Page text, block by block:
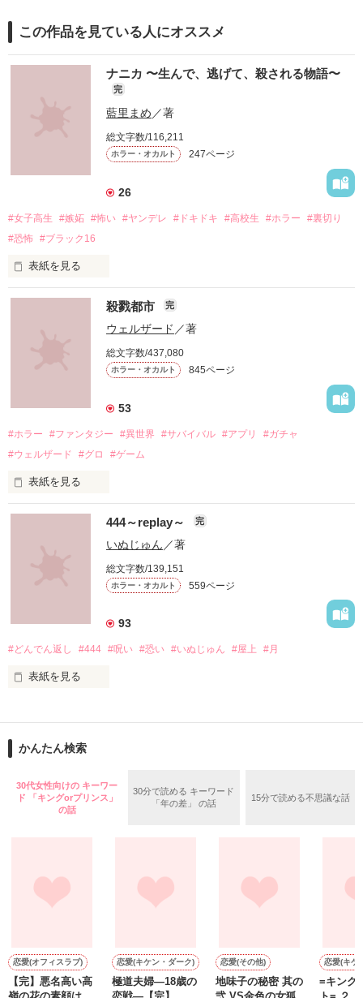
この作品を見ている人にオススメ
ナニカ 〜生んで、逃げて、殺される物語〜
完
藍里まめ ／著
総文字数/116,211
ホラー・オカルト 247ページ
26
#女子高生 #嫉妬 #怖い #ヤンデレ #ドキドキ #高校生 #ホラー
#裏切り
#恐怖
#ブラック16
表紙を見る
「お願い、正気に戻って！」
「ずっと一緒にいてあげる。
自分勝手な女子高生たちの
恋と友情、そして……
バケモノを生んで、殺して、殺される物語。
殺戮都市 完
ウェルザード ／著
総文字数/437,080
ホラー・オカルト 845ページ
53
#ホラー #ファンタジー #異世界 #サバイバル #アプリ
#ガチャ
#ウェルザード
#グロ #ゲーム
表紙を見る
円形の都市で、生きる為に人を殺す。
高い壁に阻まれ、出る事が出来ない街。
俺達は、生きる為に人を殺す。
ガチャで自分を強くする。
作品を読む
444～replay～ 完
いぬじゅん ／著
総文字数/139,151
ホラー・オカルト 559ページ
93
#どんでん返し #444 #呪い #恐い #いぬじゅん #屋上 #月
表紙を見る
前作を読んでなくても大丈夫です。
感想ノートやレビュー
□■□■□■□■□■
かんたん検索
30代女性向けの キーワー
ド 「キングorプリンス」
の話
30分で読める キーワード
「年の差」 の話
15分で読める不思議な話
恋愛(オフィスラブ)
【完】悪名高い高
恋愛(キケン・ダーク)
極道夫婦―18歳の
恋愛(その他)
地味子の秘密 其の
恋愛(キケ
=キング